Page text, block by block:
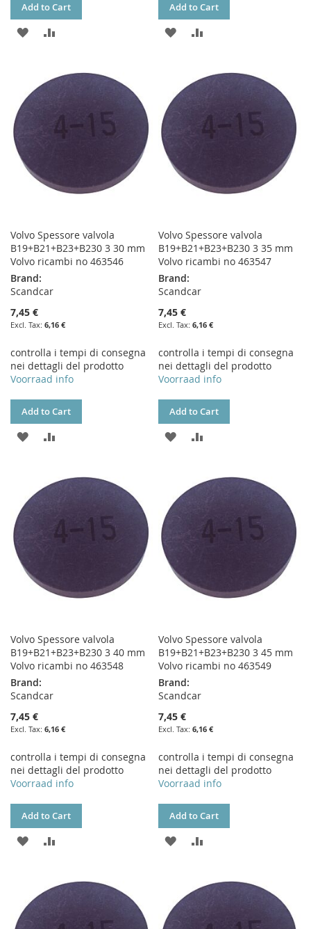
Add to Cart
ADD
WISHCOMPARE
Add to Cart
ADD
WISHCOMPARE
Volvo Spessore valvola
B19+B21+B23+B230 3 30 mm
Volvo ricambi no 463546
Brand:
Scandcar
7,45 €
6,16 €
controlla i tempi di consegna
nei dettagli del prodotto
Voorraad info
Add to Cart
ADD
WISHCOMPARE
Volvo Spessore valvola
B19+B21+B23+B230 3 35 mm
Volvo ricambi no 463547
Brand:
Scandcar
7,45 €
6,16 €
controlla i tempi di consegna
nei dettagli del prodotto
Voorraad info
Add to Cart
ADD
WISHCOMPARE
Volvo Spessore valvola
B19+B21+B23+B230 3 40 mm
Volvo ricambi no 463548
Brand:
Scandcar
7,45 €
6,16 €
controlla i tempi di consegna
nei dettagli del prodotto
Voorraad info
Add to Cart
ADD
WISHCOMPARE
Volvo Spessore valvola
B19+B21+B23+B230 3 45 mm
Volvo ricambi no 463549
Brand:
Scandcar
7,45 €
6,16 €
controlla i tempi di consegna
nei dettagli del prodotto
Voorraad info
Add to Cart
ADD
WISHCOMPARE